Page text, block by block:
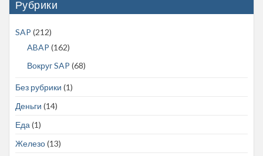
Рубрики
SAP (212)
ABAP (162)
Вокруг SAP (68)
Без рубрики (1)
Деньги (14)
Еда(1)
Железо(13)